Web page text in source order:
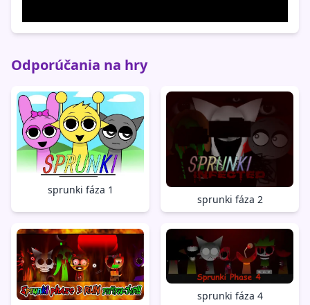
Odporúčania na hry
sprunki fáza 1
sprunki fáza 2
sprunki fáza 4